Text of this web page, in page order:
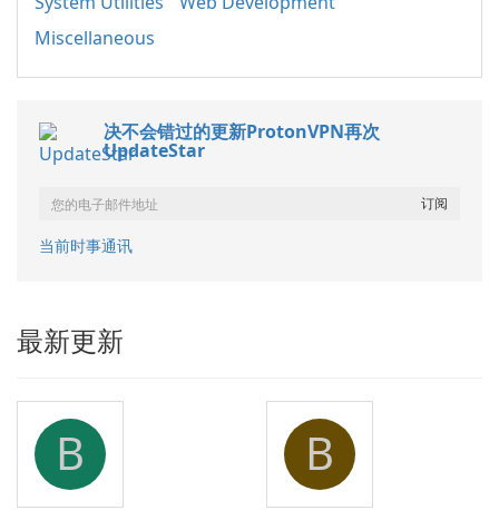
Miscellaneous
决不会错过的更新ProtonVPN再次
UpdateStar
当前时事通讯
最新更新
B B